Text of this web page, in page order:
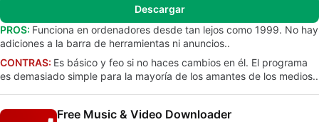
Descargar
PROS: Funciona en ordenadores desde tan lejos como 1999. No hay
adiciones a la barra de herramientas ni anuncios..
CONTRAS: Es básico y feo si no haces cambios en él. El programa
es demasiado simple para la mayoría de los amantes de los medios..
Free Music & Video Downloader